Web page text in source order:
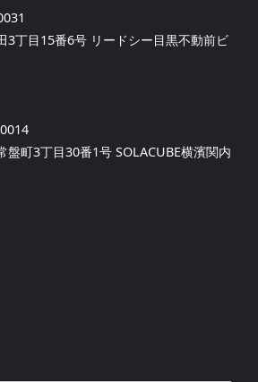
3丁目15番6号 リードシー目黒不動前ビ
盤町3丁目30番1号 SOLACUBE横濱関内